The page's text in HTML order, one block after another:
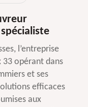
l’entreprise
opérant dans
et ses
efficaces
aux